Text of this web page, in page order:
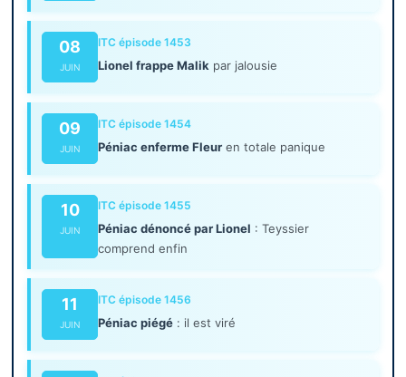
08
JUIN
ITC épisode 1453
Lionel frappe Malik par jalousie
09
JUIN
ITC épisode 1454
Péniac enferme Fleur en totale panique
10
JUIN
ITC épisode 1455
Péniac dénoncé par Lionel : Teyssier
comprend enfin
11
JUIN
ITC épisode 1456
Péniac piégé : il est viré